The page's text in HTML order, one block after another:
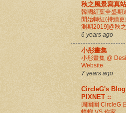
秋之風景寫真站
韓國紅葉全盛期
開始轉紅(持續
測期2019]@秋
6 years ago
小彤畫集
小彤畫集 @
Website
7 years ago
CircleG's
PIXNET ::
圓圈圈 CircleG